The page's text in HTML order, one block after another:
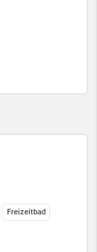
Freizeitbad